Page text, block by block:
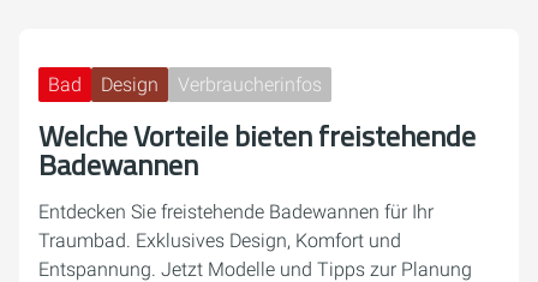
Bad Design Verbraucherinfos
Welche Vorteile bieten freistehende
Badewannen
Entdecken Sie freistehende Badewannen für Ihr
Traumbad. Exklusives Design, Komfort und
Entspannung. Jetzt Modelle und Tipps zur Planung